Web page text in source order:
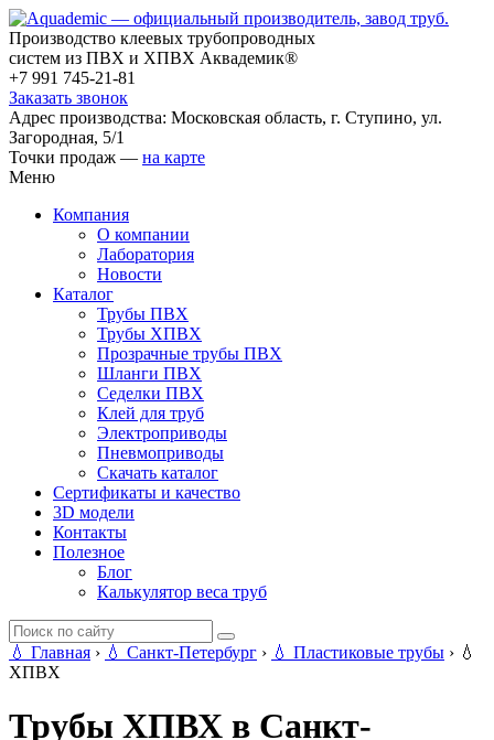
Производство клеевых трубопроводных
систем из ПВХ и ХПВХ Аквадемик®
+7 991 745-21-81
Заказать звонок
Адрес производства: Московская область, г. Ступино, ул.
Загородная, 5/1
Точки продаж — на карте
Меню
Компания
О компании
Лаборатория
Новости
Каталог
Трубы ПВХ
Трубы ХПВХ
Прозрачные трубы ПВХ
Шланги ПВХ
Седелки ПВХ
Клей для труб
Электроприводы
Пневмоприводы
Скачать каталог
Сертификаты и качество
3D модели
Контакты
Полезное
Блог
Калькулятор веса труб
💧 Главная › 💧 Санкт-Петербург › 💧 Пластиковые трубы › 💧
ХПВХ
Трубы ХПВХ в Санкт-